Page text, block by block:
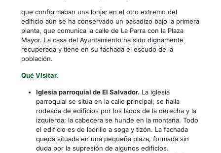
que conformaban una lonja; en el otro extremo del
edificio aún se ha conservado un pasadizo bajo la primera
planta, que comunica la calle de La Parra con la Plaza
Mayor. La casa del Ayuntamiento ha sido dignamente
recuperada y tiene en su fachada el escudo de la
población.
Qué Visitar.
Iglesia parroquial de El Salvador. La iglesia
parroquial se sitúa en la calle principal; se halla
rodeada de edificios por los lados de la derecha y la
izquierda; la cabecera se hunde en la montaña. Todo
el edificio es de ladrillo a soga y tizón. La fachada
queda situada en una pequeña plaza, formada sin
duda por la supresión de algunos edificios.